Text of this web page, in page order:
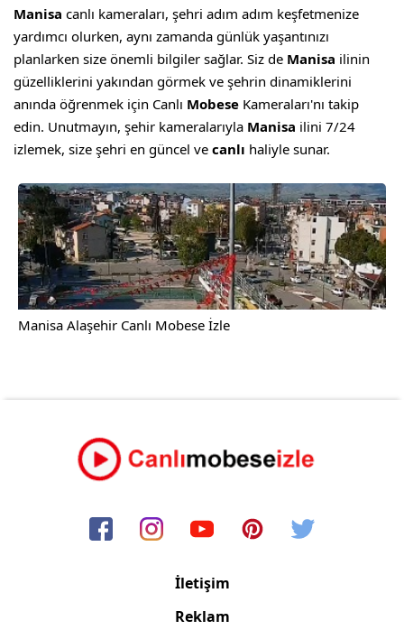
Manisa canlı kameraları, şehri adım adım keşfetmenize
yardımcı olurken, aynı zamanda günlük yaşantınızı
planlarken size önemli bilgiler sağlar. Siz de Manisa ilinin
güzelliklerini yakından görmek ve şehrin dinamiklerini
anında öğrenmek için Canlı Mobese Kameraları'nı takip
edin. Unutmayın, şehir kameralarıyla Manisa ilini 7/24
izlemek, size şehri en güncel ve canlı haliyle sunar.
Manisa Alaşehir Canlı Mobese İzle
İletişim
Reklam